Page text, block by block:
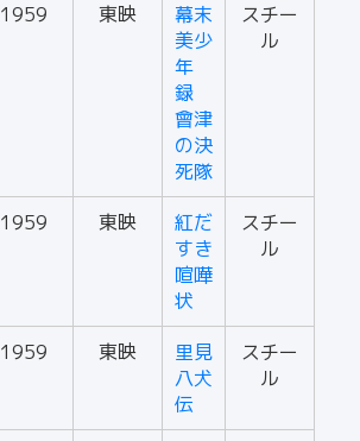
1959 東映
幕末
美少
年
録
會津
の決
死隊
スチー
ル
1959 東映
紅だ
すき
喧嘩
状
スチー
ル
1959 東映
里見
八犬
伝
スチー
ル